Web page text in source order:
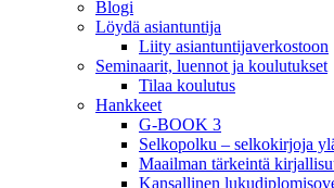
Blogi
Löydä asiantuntija
Liity asiantuntijaverkostoon
Seminaarit, luennot ja koulutukset
Tilaa koulutus
Hankkeet
G-BOOK 3
Selkopolku – selkokirjoja
Maailman tärkeintä
Kansallinen